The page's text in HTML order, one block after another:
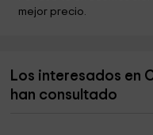
Cementerio de San Blas
Ayuntamiento de Fresneda
mejor precio.
Los interesados en
han consultado